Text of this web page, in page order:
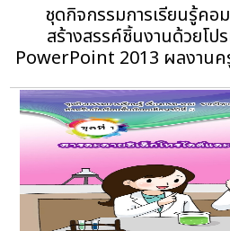
ชุดกิจกรรมการเรียนรู้คอ
สร้างสรรค์ชิ้นงานด้วยโ
PowerPoint 2013 ผลงานค